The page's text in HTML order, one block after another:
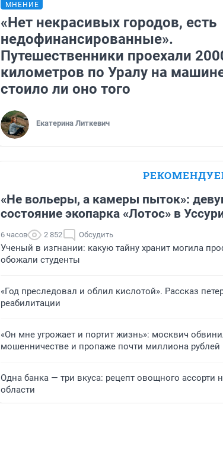
МНЕНИЕ
«Нет некрасивых городов, есть
недофинансированные».
Путешественники проехали
километров по Уралу на
стоило ли оно того
Екатерина Литкевич
«Не вольеры, а камеры пыток»:
состояние экопарка «Лотос» в
6 часов 2 852 Обсудить
Ученый в изгнании: какую тайну хранит могила
обожали студенты
«Год преследовал и облил кислотой». Рассказ
реабилитации
«Он мне угрожает и портит жизнь»: москвич
мошенничестве и пропаже почти миллиона рублей
Одна банка — три вкуса: рецепт овощного ассорти
области